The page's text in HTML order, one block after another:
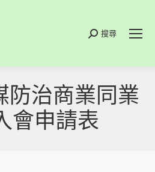
搜 搜尋
防治商業同業
會申請表